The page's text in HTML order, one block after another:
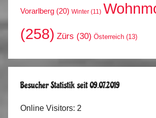
Vorarlberg (20) Winter (11)
(258) Zürs (30) Österreich (13)
Besucher Statistik seit 09.07.2019
Online Visitors: 2